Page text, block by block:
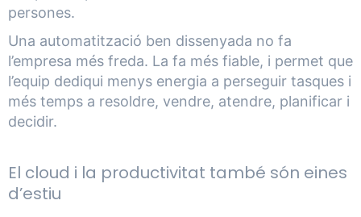
persones.
Una automatització ben dissenyada no fa
l’empresa més freda. La fa més fiable, i permet que
l’equip dediqui menys energia a perseguir tasques i
més temps a resoldre, vendre, atendre, planificar i
decidir.
El cloud i la productivitat també són eines
d’estiu